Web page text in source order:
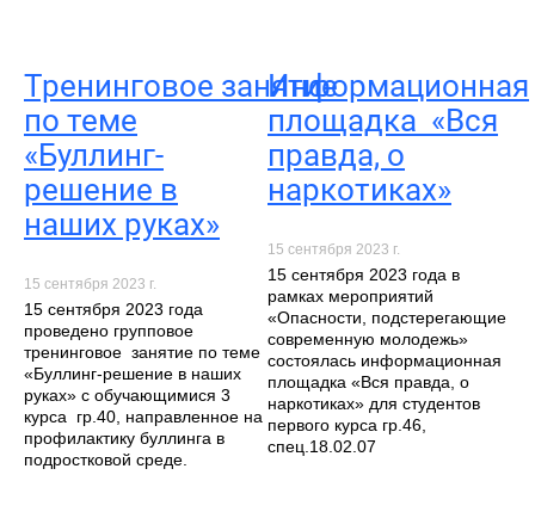
Тренинговое занятие
по теме
«Буллинг-
решение в
наших руках»
15 сентября 2023 г.
15 сентября 2023 года
проведено групповое
тренинговое занятие по теме
«Буллинг-решение в наших
руках» с обучающимися 3
курса гр.40, направленное на
профилактику буллинга в
подростковой среде.
Информационная
площадка «Вся
правда, о
наркотиках»
15 сентября 2023 г.
15 сентября 2023 года в
рамках мероприятий
«Опасности, подстерегающие
современную молодежь»
состоялась информационная
площадка «Вся правда, о
наркотиках» для студентов
первого курса гр.46,
спец.18.02.07